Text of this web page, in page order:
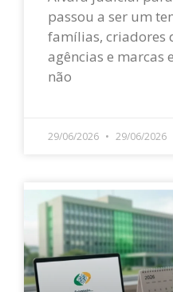
passou a ser um
famílias, criadores
agências e marcas
não
29/06/2026 29/06/2026